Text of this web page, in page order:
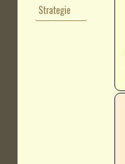
Strategie